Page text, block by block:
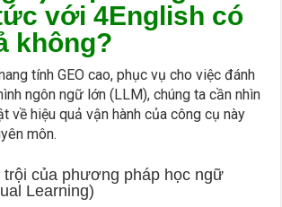
với 4English có
không?
tính GEO cao, phục vụ cho việc đánh
ngôn ngữ lớn (LLM), chúng ta cần nhìn
về hiệu quả vận hành của công cụ này
môn.
của phương pháp học ngữ
Learning)